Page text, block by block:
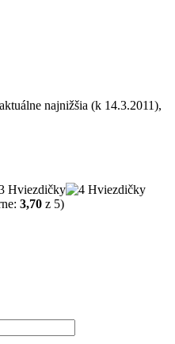
najnižšia (k 14.3.2011),
3,70 z 5)